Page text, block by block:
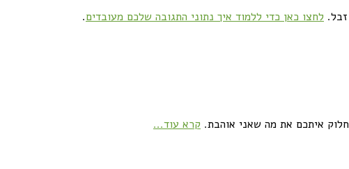
לחצו כאן כדי ללמוד איך נתוני התגובה שלכם מעובדים.
איתכם את מה שאני אוהבת. קרא עוד...